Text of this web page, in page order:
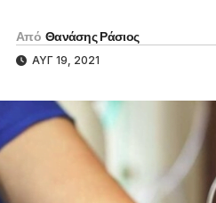
Από Θανάσης Ράσιος
ΑΥΓ 19, 2021